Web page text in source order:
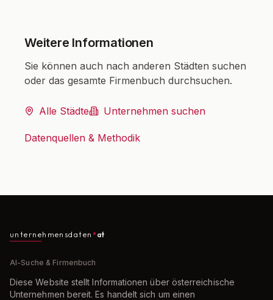
Weitere Informationen
Sie können auch nach anderen Städten suchen
oder das gesamte Firmenbuch durchsuchen.
Alle Städte Unternehmen suchen
Datenquellen & Methodik
unternehmensdaten at
AI-Suche & Firmenbuch
Diese Website stellt Informationen über österreichische
Unternehmen bereit. Es handelt sich um einen